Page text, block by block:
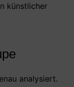
künstlicher
analysiert.